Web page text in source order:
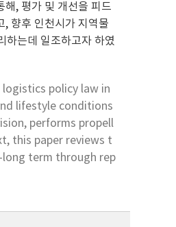
해, 평가 및 개선을 피드
, 향후 인천시가 지역물
하는데 일조하고자 하였
policy law in
lifestyle conditions
performs propell
this paper reviews t
long term through rep